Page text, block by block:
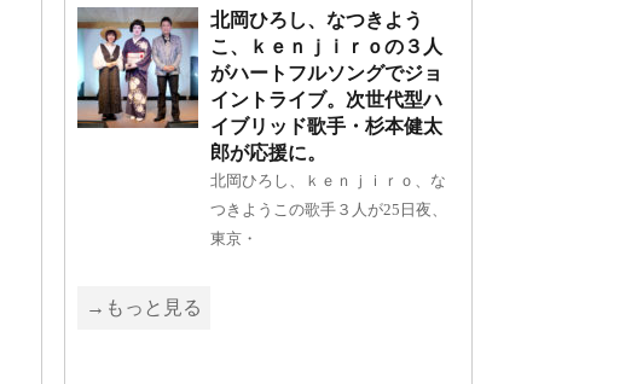
北岡ひろし、なつきよう
こ、ｋｅｎｊｉｒｏの３人
がハートフルソングでジョ
イントライブ。次世代型ハ
イブリッド歌手・杉本健太
郎が応援に。
北岡ひろし、ｋｅｎｊｉｒｏ、な
つきようこの歌手３人が25日夜、
東京・
→もっと見る